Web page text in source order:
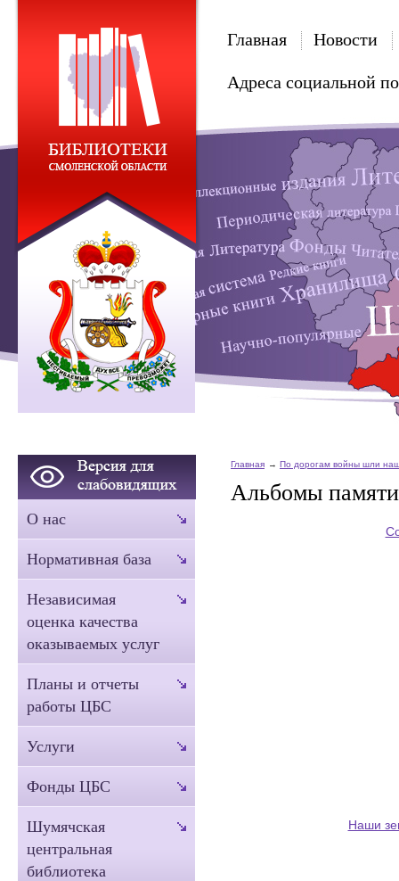
Главная Новости
Адреса социальной
Главная По дорогам войны шли
Альбомы памяти
Наши
О нас
Нормативная база
Независимая
оценка качества
оказываемых услуг
Планы и отчеты
работы ЦБС
Услуги
Фонды ЦБС
Шумячская
центральная
библиотека